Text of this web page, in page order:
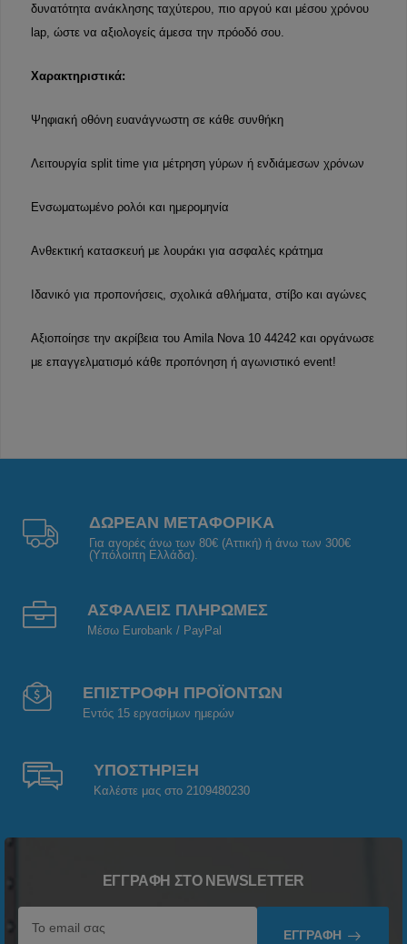
δυνατότητα ανάκλησης ταχύτερου, πιο αργού και μέσου χρόνου
lap, ώστε να αξιολογείς άμεσα την πρόοδό σου.
Χαρακτηριστικά:
Ψηφιακή οθόνη ευανάγνωστη σε κάθε συνθήκη
Λειτουργία split time για μέτρηση γύρων ή ενδιάμεσων χρόνων
Ενσωματωμένο ρολόι και ημερομηνία
Ανθεκτική κατασκευή με λουράκι για ασφαλές κράτημα
Ιδανικό για προπονήσεις, σχολικά αθλήματα, στίβο και αγώνες
Αξιοποίησε την ακρίβεια του Amila Nova 10 44242 και οργάνωσε
με επαγγελματισμό κάθε προπόνηση ή αγωνιστικό event!
ΔΩΡΕΑΝ ΜΕΤΑΦΟΡΙΚΑ
Για αγορές άνω των 80€ (Αττική) ή άνω των 300€
(Υπόλοιπη Ελλάδα).
ΑΣΦΑΛΕΙΣ ΠΛΗΡΩΜΕΣ
Μέσω Eurobank / PayPal
ΕΠΙΣΤΡΟΦΗ ΠΡΟΪΟΝΤΩΝ
Εντός 15 εργασίμων ημερών
ΥΠΟΣΤΗΡΙΞΗ
Καλέστε μας στο 2109480230
ΕΓΓΡΑΦΉ ΣΤΟ NEWSLETTER
ΕΓΓΡΑΦΉ